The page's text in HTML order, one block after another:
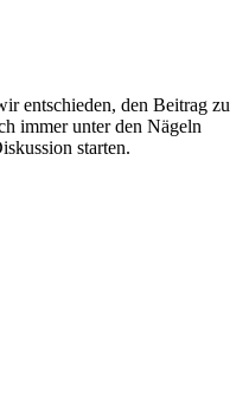
entschieden, den Beitrag zu
immer unter den Nägeln
starten.